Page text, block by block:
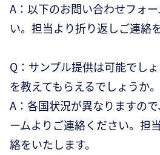
A：以下のお問い合わせフォ
い。担当より折り返しご連絡
Q：サンプル提供は可能でし
を教えてもらえるでしょうか。
A：各国状況が異なりますの
ームよりご連絡ください。担
絡をいたします。